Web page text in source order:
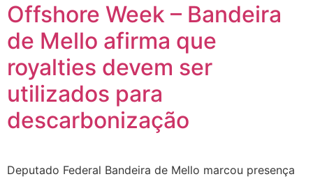
Offshore Week – Bandeira
de Mello afirma que
royalties devem ser
utilizados para
descarbonização
Deputado Federal Bandeira de Mello marcou presença